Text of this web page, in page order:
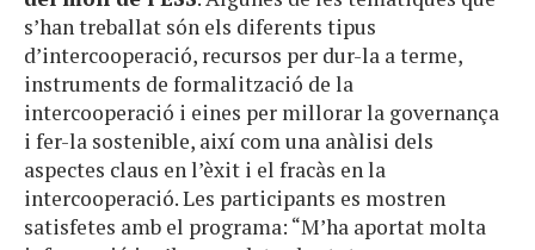
s’han treballat són els diferents tipus
d’intercooperació, recursos per dur-la a terme,
instruments de formalització de la
intercooperació i eines per millorar la governança
i fer-la sostenible, així com una anàlisi dels
aspectes claus en l’èxit i el fracàs en la
intercooperació. Les participants es mostren
satisfetes amb el programa: “M’ha aportat molta